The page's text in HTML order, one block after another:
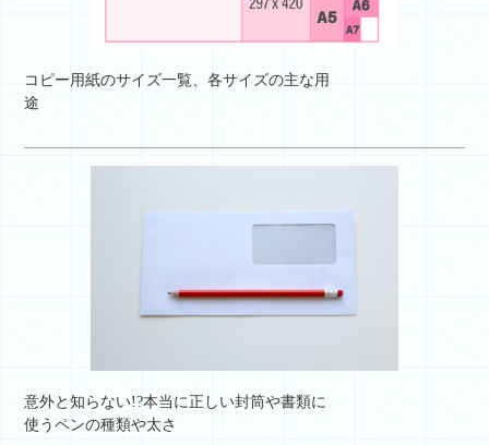
コピー用紙のサイズ一覧、各サイズの主な用
途
意外と知らない!?本当に正しい封筒や書類に
使うペンの種類や太さ